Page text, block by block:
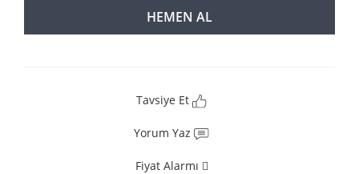
HEMEN AL
Tavsiye Et
Yorum Yaz
Fiyat Alarmı